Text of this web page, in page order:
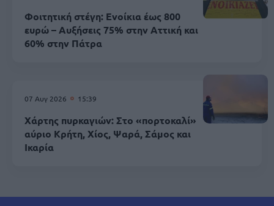
Φοιτητική στέγη: Ενοίκια έως 800
ευρώ – Αυξήσεις 75% στην Αττική και
60% στην Πάτρα
07 Αυγ 2026 15:39
Χάρτης πυρκαγιών: Στο «πορτοκαλί»
αύριο Κρήτη, Χίος, Ψαρά, Σάμος και
Ικαρία